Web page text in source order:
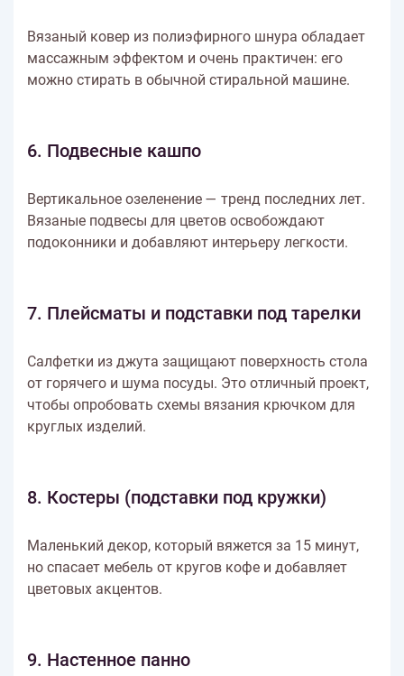
Вязаный ковер из полиэфирного шнура обладает
массажным эффектом и очень практичен: его
можно стирать в обычной стиральной машине.
6. Подвесные кашпо
Вертикальное озеленение — тренд последних лет.
Вязаные подвесы для цветов освобождают
подоконники и добавляют интерьеру легкости.
7. Плейсматы и подставки под тарелки
Салфетки из джута защищают поверхность стола
от горячего и шума посуды. Это отличный проект,
чтобы опробовать схемы вязания крючком для
круглых изделий.
8. Костеры (подставки под кружки)
Маленький декор, который вяжется за 15 минут,
но спасает мебель от кругов кофе и добавляет
цветовых акцентов.
9. Настенное панно